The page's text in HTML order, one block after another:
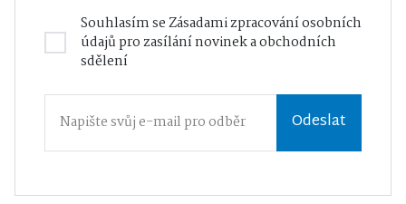
Souhlasím seZásadami zpracování osobních
údajůpro zasílání novinek a obchodních
sdělení
Odeslat